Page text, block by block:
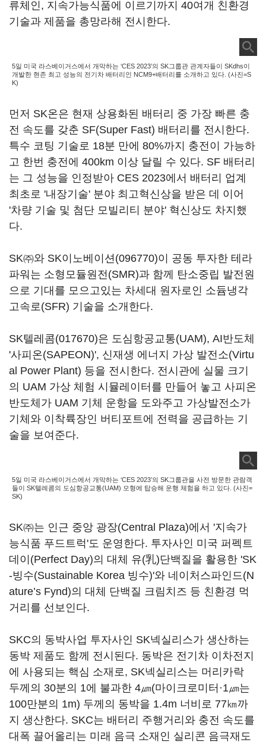
류체인, 지속가능식품에 이르기까지 40여개 친환경
기술과 제품을 총망라해 전시한다.
5일 미국 라스베이거스에서 개막하는 ‘CES 2023’의 SK그룹관 관계자들이 SKdhs이
개발한 현존 최고 성능의 전기차 배터리인 NCM9+배터리를 소개하고 있다. (사진=S
K)
먼저 SK온은 현재 상용화된 배터리 중 가장 빠른 충
전 속도를 갖춘 SF(Super Fast) 배터리를 전시한다.
특수 코팅 기술로 18분 만에 80%까지 충전이 가능하
고 한번 충전에 400km 이상 달릴 수 있다. SF 배터리
는 그 성능을 인정받아 CES 2023에서 배터리 업계
최초로 '내장기술' 분야 최고혁신상을 받은 데 이어
'차량 기술 및 첨단 모빌리티 분야' 혁신상도 차지했
다.
SK㈜와 SK이노베이션(096770)이 공동 투자한 테라
파워는 소형모듈원전(SMR)과 함께 탄소중립 발전원
으로 기대를 모으고있는 차세대 원자로인 소듐냉각
고속로(SFR) 기술을 소개한다.
SK텔레콤(017670)은 도심항공교통(UAM), AI반도체
'사피온(SAPEON)', 신재생 에너지 가상 발전소(Virtu
al Power Plant) 등을 전시한다. 전시관에 실물 크기
의 UAM 가상 체험 시뮬레이터를 만들어 놓고 사피온
반도체가 UAM 기체 운항을 도와주고 가상발전소가
기체와 이착륙장인 버티포트에 전력을 공급하는 기
술을 보여준다.
5일 미국 라스베이거스에서 개막하는 ‘CES 2023’의 SK그룹관을 사전 방문한 관람객
들이 SK텔레콤의 도심항공교통(UAM) 모형에 탑승해 운행 체험을 하고 있다. (사진=
SK)
SK㈜는 인근 중앙 광장(Central Plaza)에서 '지속가
능식품 푸드트럭'도 운영한다. 투자사인 미국 퍼펙트
데이(Perfect Day)의 대체 유(乳)단백질을 활용한 'SK
-빙수(Sustainable Korea 빙수)'와 네이처스파인드(N
ature’s Fynd)의 대체 단백질 크림치즈 등 친환경 먹
거리를 선보인다.
SKC의 동박사업 투자사인 SK넥실리스가 생산하는
동박 제품도 함께 전시된다. 동박은 전기차 이차전지
에 사용되는 핵심 소재로, SK넥실리스는 머리카락
두께의 30분의 1에 불과한 4㎛(마이크로미터·1㎛는
100만분의 1m) 두께의 동박을 1.4m 너비로 77㎞까
지 생산한다. SKC는 배터리 주행거리와 충전 속도를
대폭 끌어올리는 미래 음극 소재인 실리콘 음극재도